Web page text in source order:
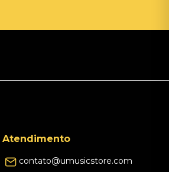
Atendimento
contato@umusicstore.com